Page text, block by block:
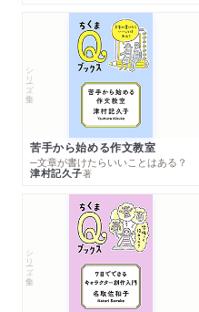
シリーズ・全集
苦手から始める作文教室
─文章が書けたらいいことはある？
津村記久子著
シリーズ・全集